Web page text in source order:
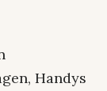
Handys